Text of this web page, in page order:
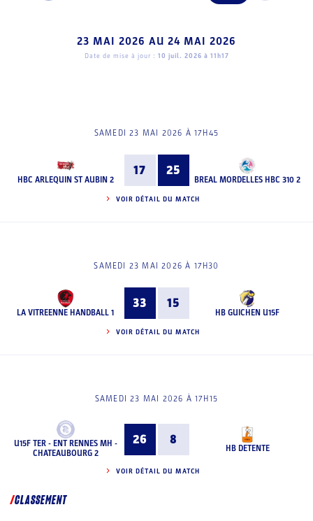
23 MAI 2026 AU 24 MAI 2026
Date de mise à jour : 10 juil. 2026 à 11h17
SAMEDI 23 MAI 2026 À 17H45
HBC ARLEQUIN ST AUBIN 2
17 25
BREAL MORDELLES HBC 310 2
VOIR DÉTAIL DU MATCH
SAMEDI 23 MAI 2026 À 17H30
LA VITREENNE HANDBALL 1
33 15
HB GUICHEN U15F
VOIR DÉTAIL DU MATCH
SAMEDI 23 MAI 2026 À 17H15
U15F TER - ENT RENNES MH -
CHATEAUBOURG 2
26 8
HB DETENTE
VOIR DÉTAIL DU MATCH
CLASSEMENT